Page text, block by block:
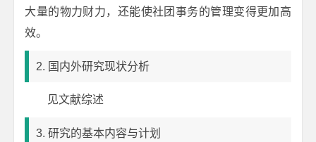
大量的物力财力，还能使社团事务的管理变得更加高
效。
2. 国内外研究现状分析
见文献综述
3. 研究的基本内容与计划